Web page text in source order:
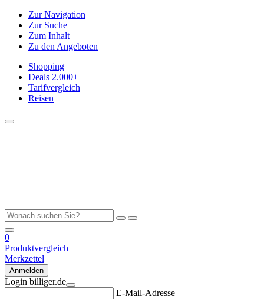
Zur Navigation
Zur Suche
Zum Inhalt
Zu den Angeboten
Shopping
Deals 2.000+
Tarifvergleich
Reisen
0
Produktvergleich
Merkzettel
Anmelden
Login billiger.de
E-Mail-Adresse